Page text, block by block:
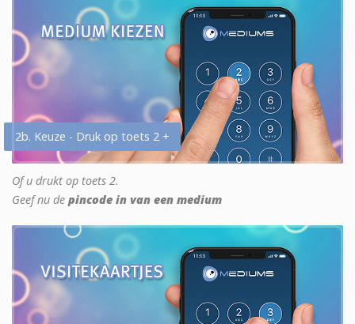
2b. Keuze - Druk op toets 2 +
Of u drukt op toets 2.
Geef nu de pincode in van een medium